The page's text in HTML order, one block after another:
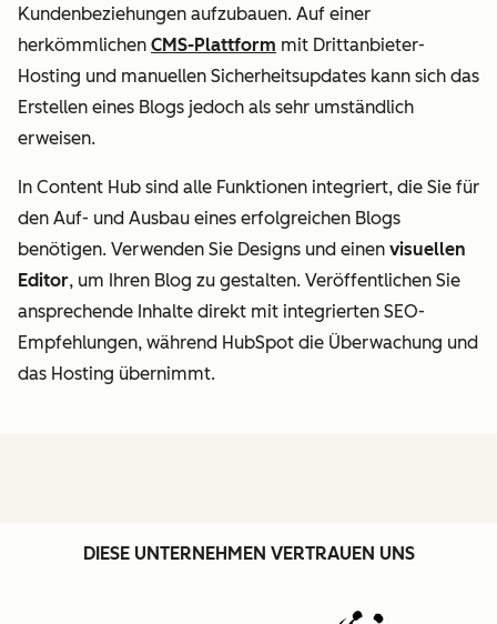
Kundenbeziehungen aufzubauen. Auf einer
herkömmlichen CMS-Plattform mit Drittanbieter-
Hosting und manuellen Sicherheitsupdates kann sich das
Erstellen eines Blogs jedoch als sehr umständlich
erweisen.
In Content Hub sind alle Funktionen integriert, die Sie für
den Auf- und Ausbau eines erfolgreichen Blogs
benötigen. Verwenden Sie Designs und einen visuellen
Editor, um Ihren Blog zu gestalten. Veröffentlichen Sie
ansprechende Inhalte direkt mit integrierten SEO-
Empfehlungen, während HubSpot die Überwachung und
das Hosting übernimmt.
DIESE UNTERNEHMEN VERTRAUEN UNS